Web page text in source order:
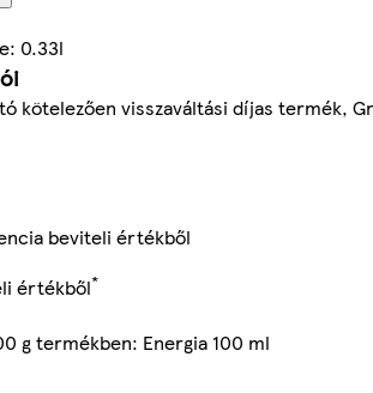
0.33l
kötelezően visszaváltási díjas termék,
beviteli értékből
értékből*
g termékben: Energia 100 ml